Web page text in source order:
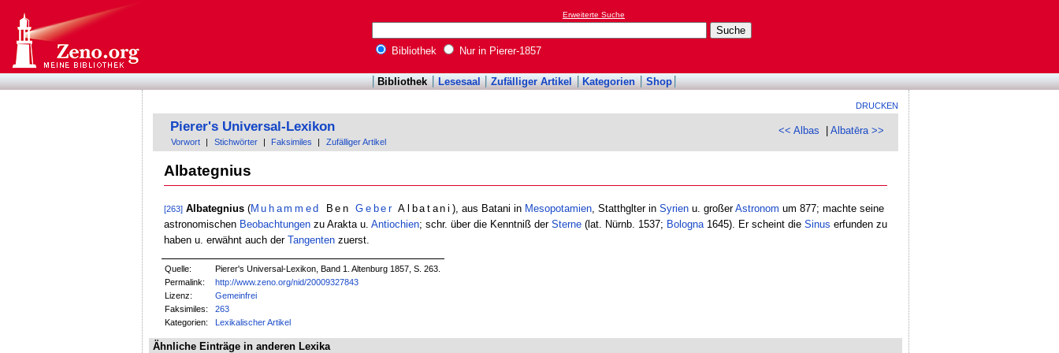
Erweiterte Suche
Bibliothek Nur in Pierer-1857
Bibliothek Lesesaal Zufälliger Artikel Kategorien Shop
DRUCKEN
<< Albas |Albatēra >>
Pierer's Universal-Lexikon
Vorwort Stichwörter Faksimiles Zufälliger Artikel
Albategnius
[263] Albategnius(Muhammed BenGeber Albatani ), aus Batani in Mesopotamien, Statthglter in Syrienu. großerAstronom um 877; machte seine
astronomischen Beobachtungenzu Arakta u. Antiochien; schr. über die Kenntniß der Sterne(lat. Nürnb. 1537; Bologna1645). Er scheint die Sinus erfunden zu
haben u. erwähnt auch der Tangentenzuerst.
Quelle:
Pierer's Universal-Lexikon, Band 1. Altenburg 1857, S. 263.
Permalink:
http://www.zeno.org/nid/20009327843
Lizenz:
Gemeinfrei
Faksimiles:
263
Kategorien:
Lexikalischer Artikel
Ähnliche Einträge in anderen Lexika